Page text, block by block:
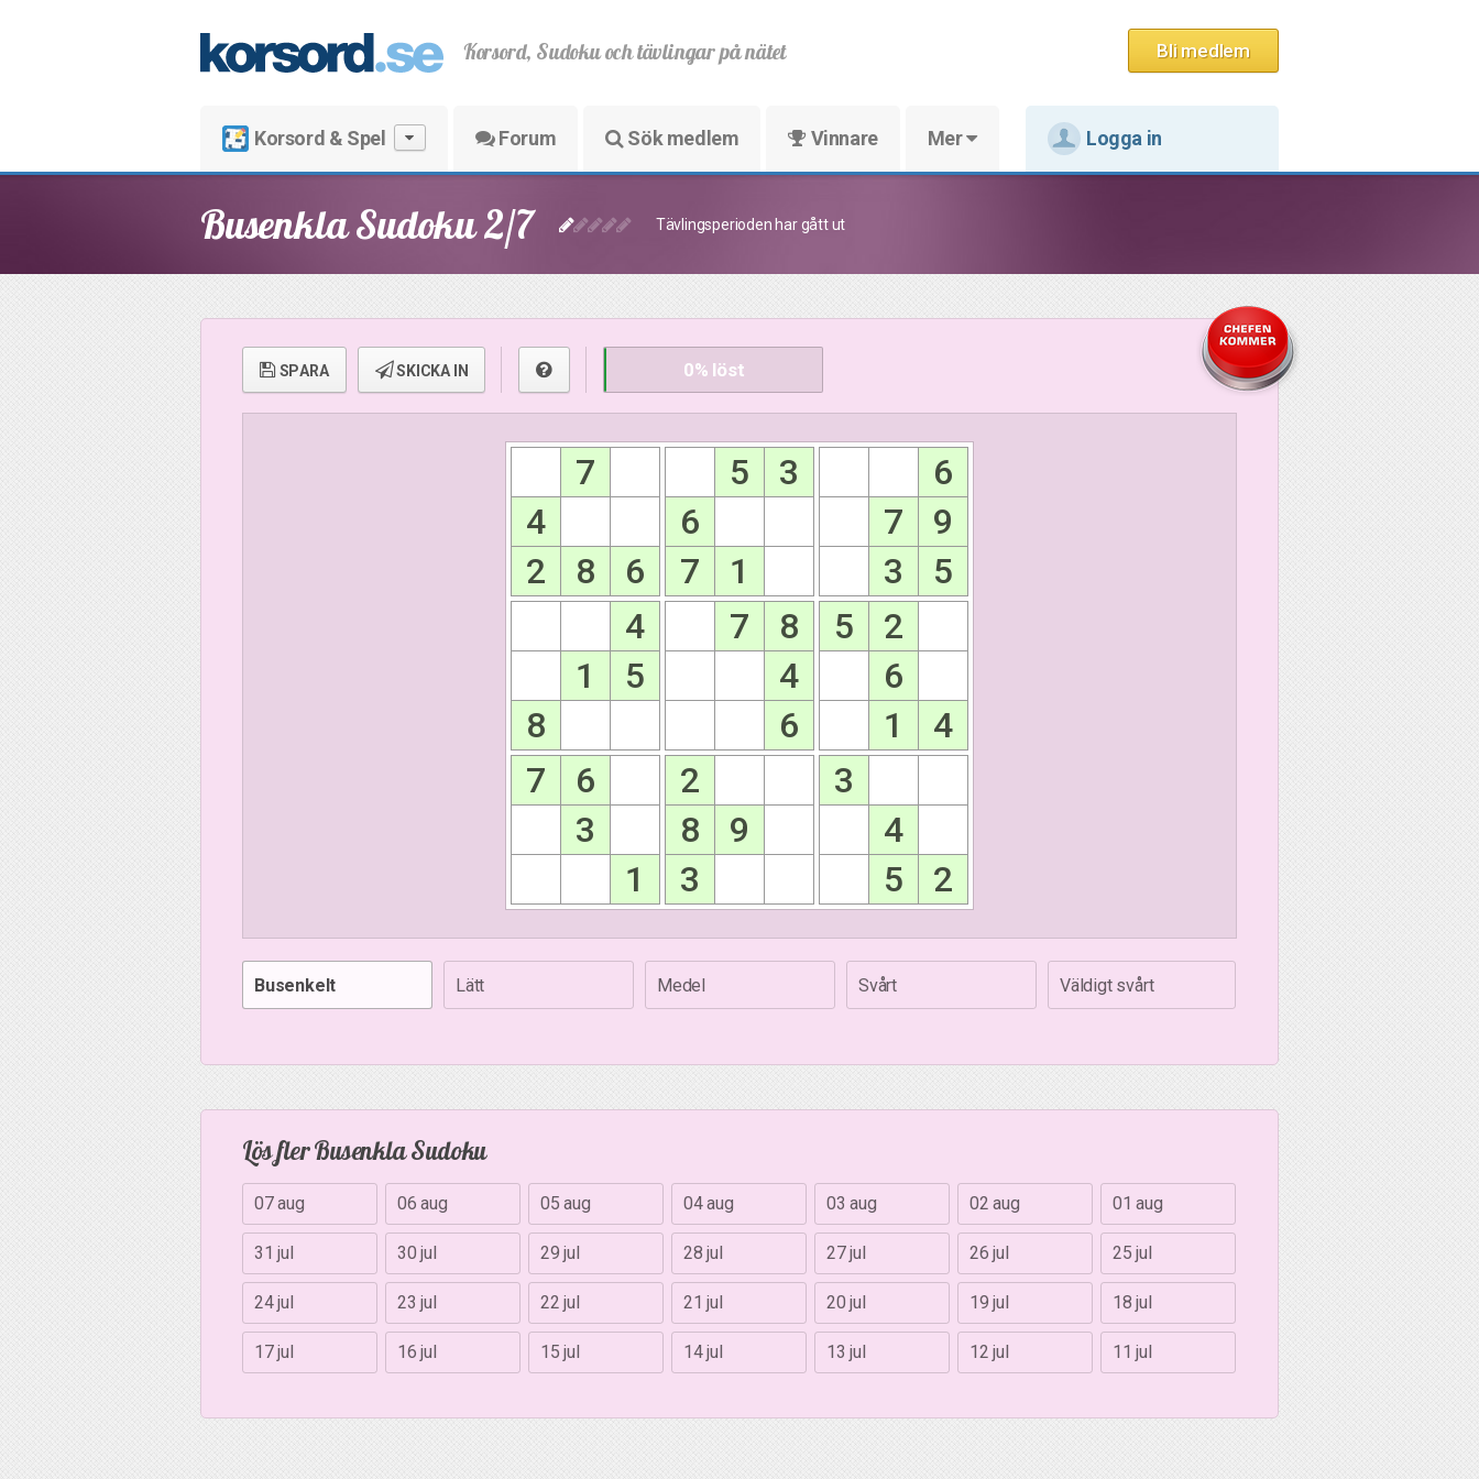
Bli medlem
Korsord, Sudoku och tävlingar på nätet
Korsord & Spel Forum Sök medlem Vinnare Mer Logga in
Busenkla Sudoku 2/7 Tävlingsperioden har gått ut
SPARA SKICKA IN 0% löst
7 5 3
6
4
6 7
9
2
8 6 7 1 3
5
4
7 8 5
2
1
5 4
6
8
6 1
4
7
6 2
3
3
8 9
4
1
3 5 2
Busenkelt Lätt Medel Svårt Väldigt svårt
Lös fler Busenkla Sudoku
07 aug 06 aug 05 aug 04 aug 03 aug 02 aug 01 aug
31 jul 30 jul 29 jul 28 jul 27 jul 26 jul 25 jul
24 jul 23 jul 22 jul 21 jul 20 jul 19 jul 18 jul
17 jul 16 jul 15 jul 14 jul 13 jul 12 jul 11 jul